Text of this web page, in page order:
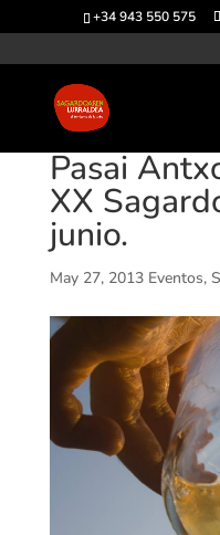
+34 943 550 575
Pasai
XX
junio.
May 27, 2013 Eventos,